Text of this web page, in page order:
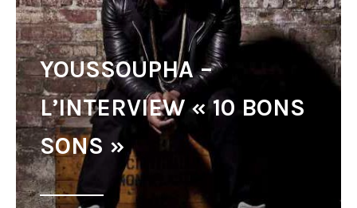
YOUSSOUPHA –
L’INTERVIEW « 10 BONS
SONS »